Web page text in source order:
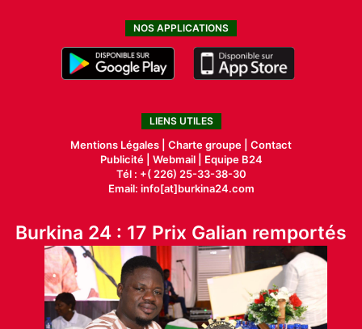
NOS APPLICATIONS
LIENS UTILES
Mentions Légales | Charte groupe | Contact
Publicité| Webmail |
Equipe B24
Tél : +( 226) 25-33-38-30
Email: info[at]burkina24.com
Burkina 24 : 17 Prix Galian remportés